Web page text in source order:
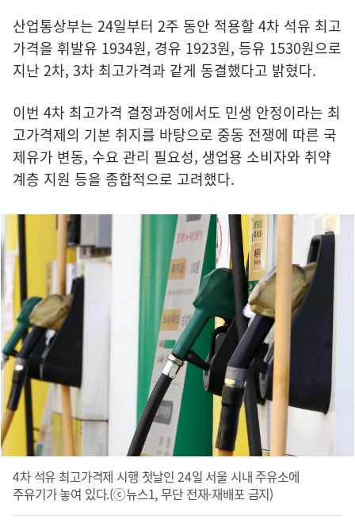
산업통상부는 24일부터 2주 동안 적용할 4차 석유 최고
가격을 휘발유 1934원, 경유 1923원, 등유 1530원으로
지난 2차, 3차 최고가격과 같게 동결했다고 밝혔다.
이번 4차 최고가격 결정과정에서도 민생 안정이라는 최
고가격제의 기본 취지를 바탕으로 중동 전쟁에 따른 국
제유가 변동, 수요 관리 필요성, 생업용 소비자와 취약
계층 지원 등을 종합적으로 고려했다.
4차 석유 최고가격제 시행 첫날인 24일 서울 시내 주유소에
주유기가 놓여 있다.(ⓒ뉴스1, 무단 전재-재배포 금지)